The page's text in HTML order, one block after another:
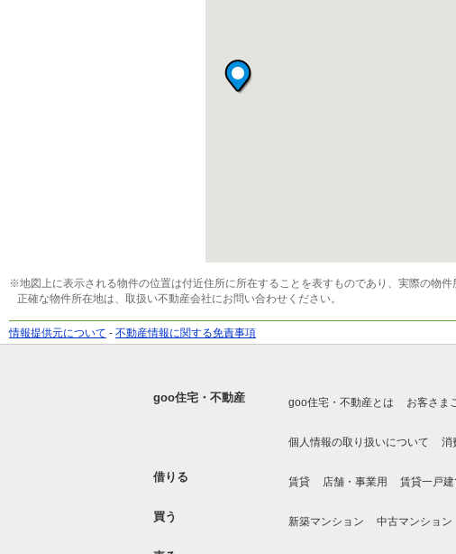
※地図上に表示される物件の位置は付近住所に所在することを表すものであり、実際の物件
正確な物件所在地は、取扱い不動産会社にお問い合わせください。
情報提供元について - 不動産情報に関する免責事項
goo住宅・不動産 goo住宅・不動産とは お客さま
個人情報の取り扱いについて 消
借りる 賃貸 店舗・事業用 賃貸一戸
買う 新築マンション 中古マンション